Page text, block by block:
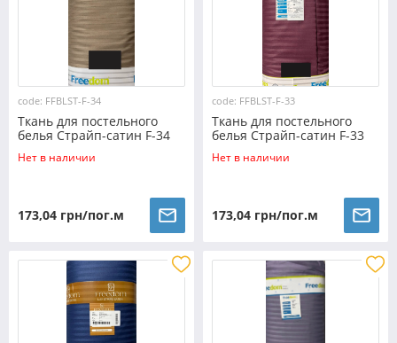
code: FFBLST-F-34
Ткань для постельного
белья Страйп-сатин F-34
(30м)
Нет в наличии
173,04 грн/пог.м
code: FFBLST-F-33
Ткань для постельного
белья Страйп-сатин F-33
(30м)
Нет в наличии
173,04 грн/пог.м